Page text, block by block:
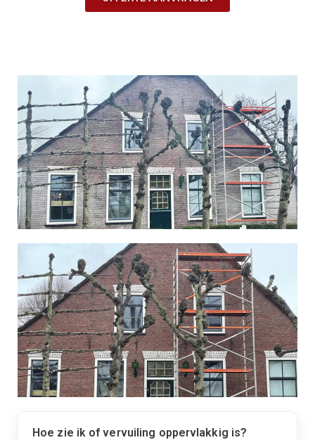
Hoe zie ik of vervuiling oppervlakkig is?